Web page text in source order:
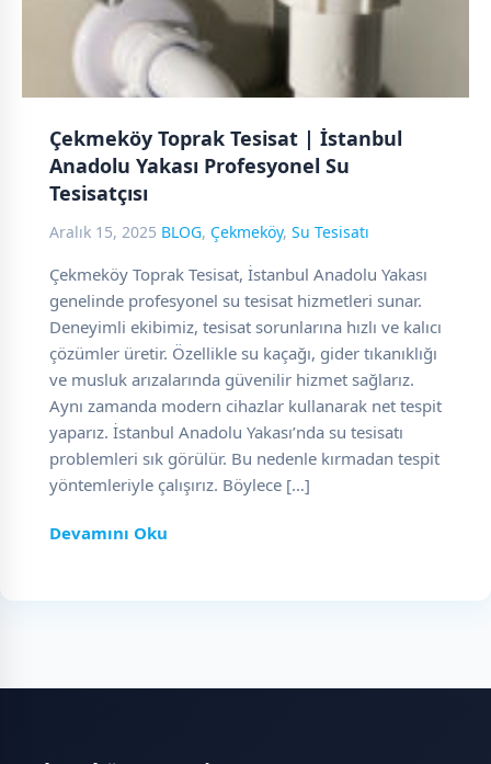
Çekmeköy Toprak Tesisat | İstanbul
Anadolu Yakası Profesyonel Su
Tesisatçısı
Aralık 15, 2025 BLOG, Çekmeköy, Su Tesisatı
Çekmeköy Toprak Tesisat, İstanbul Anadolu Yakası
genelinde profesyonel su tesisat hizmetleri sunar.
Deneyimli ekibimiz, tesisat sorunlarına hızlı ve kalıcı
çözümler üretir. Özellikle su kaçağı, gider tıkanıklığı
ve musluk arızalarında güvenilir hizmet sağlarız.
Aynı zamanda modern cihazlar kullanarak net tespit
yaparız. İstanbul Anadolu Yakası’nda su tesisatı
problemleri sık görülür. Bu nedenle kırmadan tespit
yöntemleriyle çalışırız. Böylece […]
Devamını Oku